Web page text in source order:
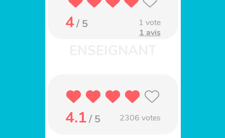
4/ 5 1 vote
1 avis
4.1/ 5 2306 votes